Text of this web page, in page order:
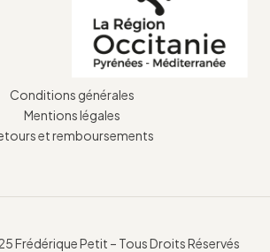
Conditions générales
Mentions légales
et remboursements
Frédérique Petit – Tous Droits Réservés